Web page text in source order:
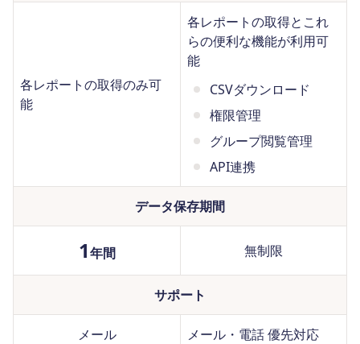
各レポートの取得のみ可
能
各レポートの取得とこれ
らの便利な機能が利用可
能
CSVダウンロード
権限管理
グループ閲覧管理
API連携
データ保存期間
1年間 無制限
サポート
メール メール・電話 優先対応